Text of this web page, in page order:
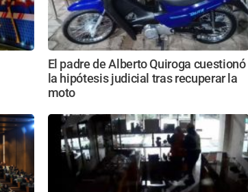
El padre de Alberto Quiroga cuestionó
la hipótesis judicial tras recuperar la
moto